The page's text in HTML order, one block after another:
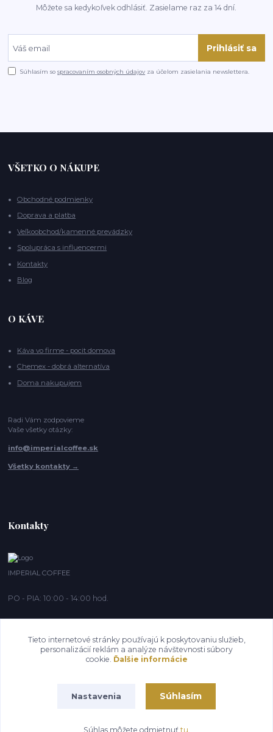
Môžete sa kedykoľvek odhlásiť. Zasielame raz za 14 dní.
Prihlásiť sa
Súhlasím sospracovaním osobných údajov za účelom zasielania newslettera.
VŠETKO O NÁKUPE
Obchodné podmienky
Doprava a platba
Veľkoobchod/kamenné prevádzky
Spolupráca s influencermi
Kontakty
Blog
O KÁVE
Káva vo firme - pocit domova
Chemex - dobrá alternatíva
Doma nakupujem
Radi Vám zodpovieme
Vaše všetky otázky:
info@imperialcoffee.sk
Všetky kontakty →
Kontakty
IMPERIAL COFFEE
PO - PIA: 10:00 - 14:00 hod.
Tieto internetové stránky používajú k poskytovaniu služieb,
personalizácií reklám a analýze návštevnosti súbory
cookie. Ďalšie informácie
Nastavenia Súhlasím
Súhlas môžete odmietnuť tu